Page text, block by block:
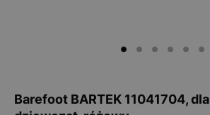
Barefoot BARTEK 11041704, dla